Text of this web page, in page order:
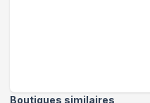
Boutiques similaires